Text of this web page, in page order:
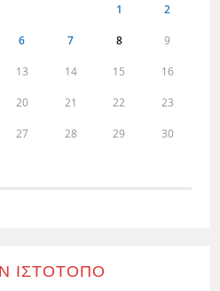
1 2
6 7 8 9
13 14 15 16
20 21 22 23
27 28 29 30
ΙΣΤΌΤΟΠΟ